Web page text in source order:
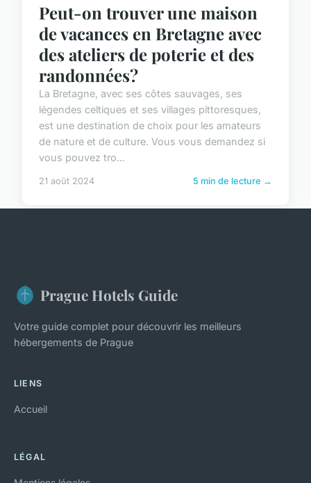
Peut-on trouver une maison
de vacances en Bretagne avec
des ateliers de poterie et des
randonnées?
La Bretagne, avec ses côtes sauvages, ses
légendes celtiques et ses villages pittoresques,
est une destination de choix pour les amateurs
de nature et de culture. Vous vous demandez si
vous pouvez tro...
21 août 2024 5 min de lecture →
Prague Hotels Guide
Votre guide complet pour découvrir les meilleurs
hébergements de Prague
LIENS
Accueil
LÉGAL